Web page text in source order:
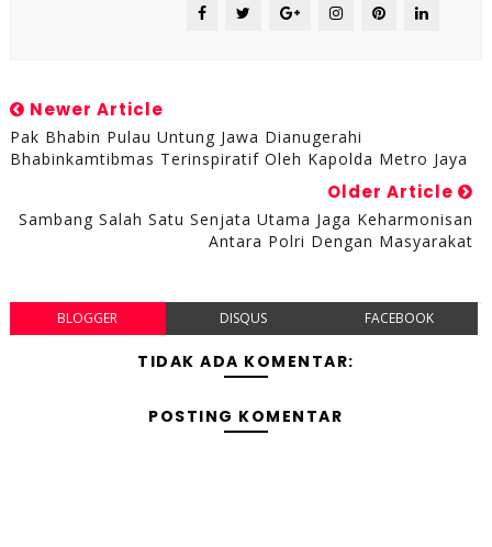
Newer Article
Pak Bhabin Pulau Untung Jawa Dianugerahi
Bhabinkamtibmas Terinspiratif Oleh Kapolda Metro Jaya
Older Article
Sambang Salah Satu Senjata Utama Jaga Keharmonisan
Antara Polri Dengan Masyarakat
BLOGGER DISQUS FACEBOOK
TIDAK ADA KOMENTAR:
POSTING KOMENTAR